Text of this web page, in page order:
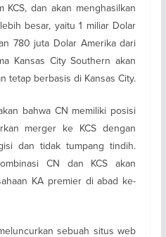
KCS, dan akan menghasilkan
besar, yaitu 1 miliar Dolar
780 juta Dolar Amerika dari
Kansas City Southern akan
tetap berbasis di Kansas City.
bahwa CN memiliki posisi
merger ke KCS dengan
dan tidak tumpang tindih.
CN dan KCS akan
KA premier di abad ke-
sebuah situs web